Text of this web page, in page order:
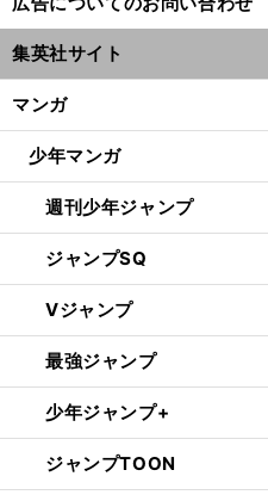
集英社サイト
マンガ
少年マンガ
週刊少年ジャンプ
ジャンプSQ
Vジャンプ
最強ジャンプ
少年ジャンプ+
ジャンプTOON